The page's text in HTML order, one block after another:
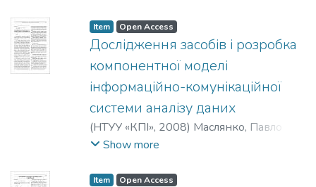
Item Open Access
Дослідження засобів і розробка
компонентної моделі
інформаційно-комунікаційної
системи аналізу даних
(НТУУ «КПІ», 2008) Маслянко, Павло
Павлович;Вознюк, Андрій
Святославович
Show more
Item Open Access